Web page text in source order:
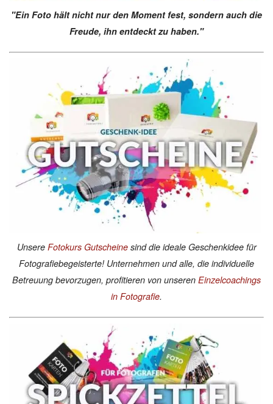
"Ein Foto hält nicht nur den Moment fest, sondern auch die
Freude, ihn entdeckt zu haben."
Unsere Fotokurs Gutscheinesind die ideale Geschenkidee für
Fotografiebegeisterte! Unternehmen und alle, die individuelle
Betreuung bevorzugen, profitieren von unseren Einzelcoachings
in Fotografie.